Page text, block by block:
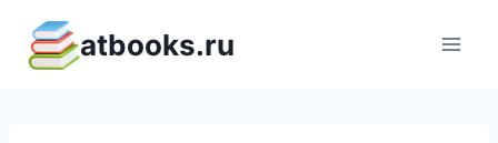
содержимому
atbooks.ru